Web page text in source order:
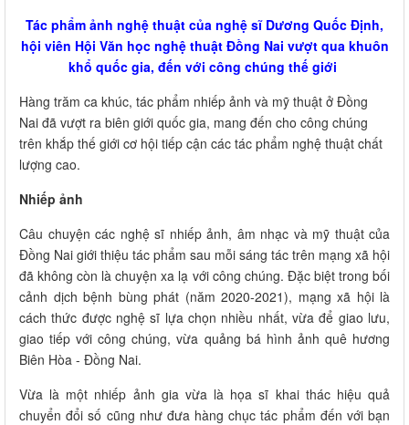
Tác phẩm ảnh nghệ thuật của nghệ sĩ Dương Quốc Định,
hội viên Hội Văn học nghệ thuật Đồng Nai vượt qua khuôn
khổ quốc gia, đến với công chúng thế giới
Hàng trăm ca khúc, tác phẩm nhiếp ảnh và mỹ thuật ở Đồng
Nai đã vượt ra biên giới quốc gia, mang đến cho công chúng
trên khắp thế giới cơ hội tiếp cận các tác phẩm nghệ thuật chất
lượng cao.
Nhiếp ảnh
Câu chuyện các nghệ sĩ nhiếp ảnh, âm nhạc và mỹ thuật của
Đồng Nai giới thiệu tác phẩm sau mỗi sáng tác trên mạng xã hội
đã không còn là chuyện xa lạ với công chúng. Đặc biệt trong bối
cảnh dịch bệnh bùng phát (năm 2020-2021), mạng xã hội là
cách thức được nghệ sĩ lựa chọn nhiều nhất, vừa để giao lưu,
giao tiếp với công chúng, vừa quảng bá hình ảnh quê hương
Biên Hòa - Đồng Nai.
Vừa là một nhiếp ảnh gia vừa là họa sĩ khai thác hiệu quả
chuyển đổi số cũng như đưa hàng chục tác phẩm đến với bạn